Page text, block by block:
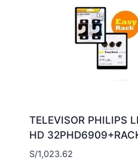
TELEVISOR PHILIPS
HD
S/1,023.62